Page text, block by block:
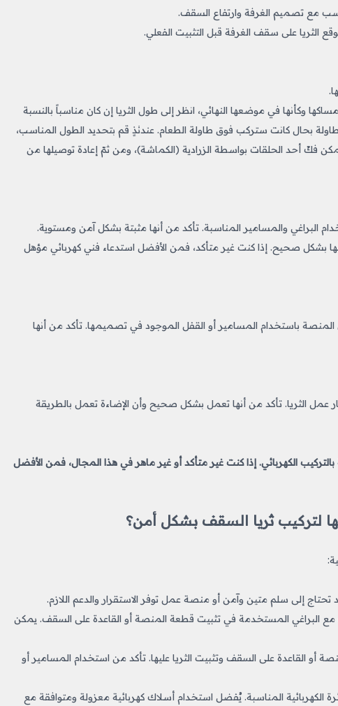
مع تصميم الغرفة وارتفاع السقف.
الثريا على سقف الغرفة قبل التثبيت الفعلي.
وكأنها في موضعها النهائي، انظر إلى طول الثريا إن كان مناسباً بالنسبة
المفضل هو 70-75 سم فوق سطح الطاولة بحال كانت ستركب فوق طاولة الطعام. عندئذٍ قم بتحديد الطول المناسب،
فكّ أحد الحلقات بواسطة الزرادية (الكماشة)، ومن ثمّ إعادة توصيلها من
البراغي والمسامير المناسبة. تأكد من أنها مثبتة بشكل آمن ومستوية.
بشكل صحيح. إذا كنت غير متأكد، فمن الأفضل استدعاء فني كهربائي مؤهل
المنصة باستخدام المسامير أو القفل الموجود في تصميمها. تأكد من أنها
عمل الثريا. تأكد من أنها تعمل بشكل صحيح وأن الإضاءة تعمل بالطريقة
بالتركيب الكهربائي. إذا كنت غير متأكد أو غير ماهر في هذا المجال، فمن الأفضل
لتركيب ثريا السقف بشكل أمن؟
إلى سلم متين وآمن أو منصة عمل توفر الاستقرار والدعم اللازم.
البراغي المستخدمة في تثبيت قطعة المنصة أو القاعدة على السقف. يمكن
القاعدة على السقف وتثبيت الثريا عليها. تأكد من استخدام المسامير أو
الكهربائية المناسبة. يُفضل استخدام أسلاك كهربائية معزولة ومتوافقة مع